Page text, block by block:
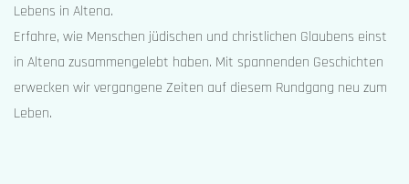
Lebens in Altena.
Erfahre, wie Menschen jüdischen und christlichen Glaubens einst
in Altena zusammengelebt haben. Mit spannenden Geschichten
erwecken wir vergangene Zeiten auf diesem Rundgang neu zum
Leben.